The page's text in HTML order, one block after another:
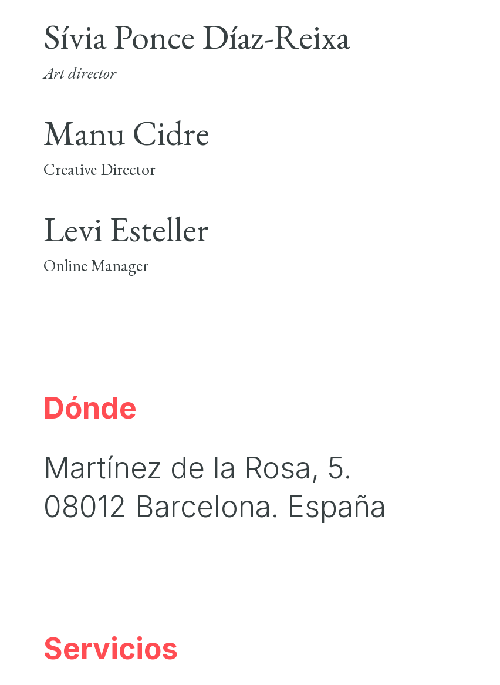
Sívia Ponce Díaz-Reixa
Art director
Manu Cidre
Creative Director
Levi Esteller
Online Manager
Dónde
Martínez de la Rosa, 5.
08012 Barcelona. España
Servicios